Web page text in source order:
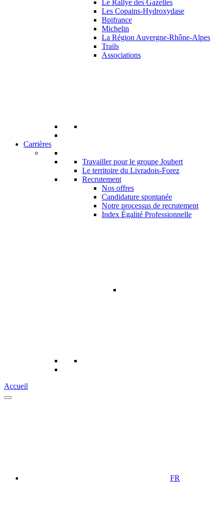
Le Rallye des Gazelles
Les Copains-Hydroxydase
Bpifrance
Michelin
La Région Auvergne-Rhône-Alpes
Trails
Associations
Carrières
Travailler pour le groupe Joubert
Le territoire du Livradois-Forez
Recrutement
Nos offres
Candidature spontanée
Notre processus de recrutement
Index Égalité Professionnelle
Accueil
FR